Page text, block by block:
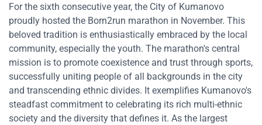
For the sixth consecutive year, the City of Kumanovo
proudly hosted the Born2run marathon in November. This
beloved tradition is enthusiastically embraced by the local
community, especially the youth. The marathon's central
mission is to promote coexistence and trust through sports,
successfully uniting people of all backgrounds in the city
and transcending ethnic divides. It exemplifies Kumanovo's
steadfast commitment to celebrating its rich multi-ethnic
society and the diversity that defines it. As the largest